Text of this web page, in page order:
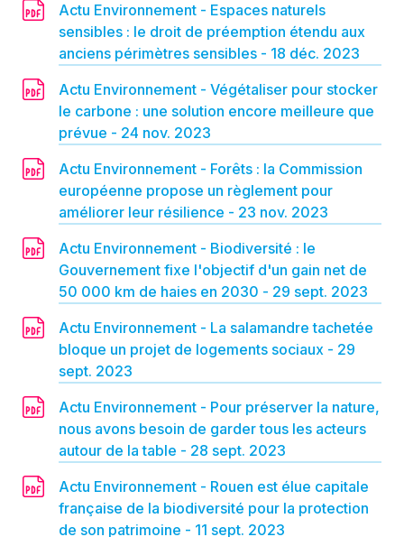
Actu Environnement - Espaces naturels
sensibles : le droit de préemption étendu aux
anciens périmètres sensibles - 18 déc. 2023
Actu Environnement - Végétaliser pour stocker
le carbone : une solution encore meilleure que
prévue - 24 nov. 2023
Actu Environnement - Forêts : la Commission
européenne propose un règlement pour
améliorer leur résilience - 23 nov. 2023
Actu Environnement - Biodiversité : le
Gouvernement fixe l'objectif d'un gain net de
50 000 km de haies en 2030 - 29 sept. 2023
Actu Environnement - La salamandre tachetée
bloque un projet de logements sociaux - 29
sept. 2023
Actu Environnement - Pour préserver la nature,
nous avons besoin de garder tous les acteurs
autour de la table - 28 sept. 2023
Actu Environnement - Rouen est élue capitale
française de la biodiversité pour la protection
de son patrimoine - 11 sept. 2023